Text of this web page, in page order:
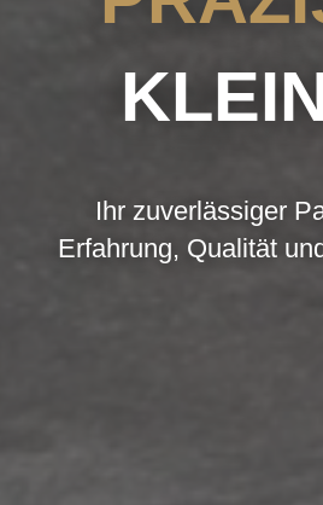
Ihr zuverlässiger
Erfahrung, Qualität